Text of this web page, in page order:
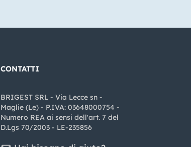
CONTATTI
BRIGEST SRL - Via Lecce sn -
Maglie (Le) - P.IVA: 03648000754 -
Numero REA ai sensi dell'art. 7 del
D.Lgs 70/2003 - LE-235856